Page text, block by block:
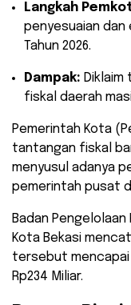
Langkah
penyesuaian dan
Tahun 2026.
Dampak: Diklaim
fiskal daerah
​Pemerintah Kota
tantangan fiskal
menyusul adanya
pemerintah pusat
Badan Pengelolaan
Kota Bekasi
tersebut mencapai
Rp234 Miliar.